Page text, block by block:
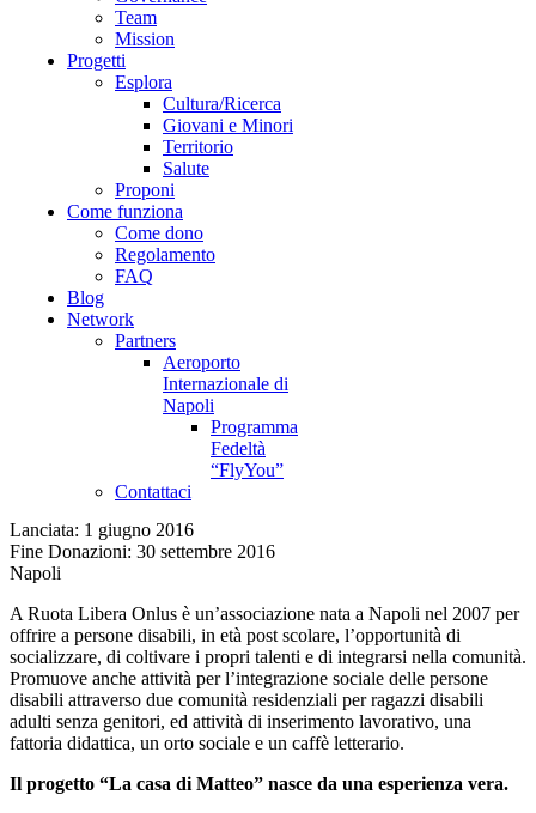
Lanciata: 1 giugno 2016
Fine Donazioni: 30 settembre 2016
Napoli
A Ruota Libera Onlus è un’associazione nata a Napoli nel 2007 per
offrire a persone disabili, in età post scolare, l’opportunità di
socializzare, di coltivare i propri talenti e di integrarsi nella comunità.
Promuove anche attività per l’integrazione sociale delle persone
disabili attraverso due comunità residenziali per ragazzi disabili
adulti senza genitori, ed attività di inserimento lavorativo, una
fattoria didattica, un orto sociale e un caffè letterario.
Il progetto “La casa di Matteo” nasce da una esperienza vera.